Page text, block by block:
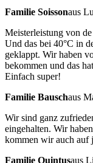
Familie Soissonaus
Meisterleistung von
Und das bei 40°C in
geklappt. Wir haben
bekommen und das
Einfach super!
Familie Bauschaus
Wir sind ganz
eingehalten. Wir
kommen wir auch auf
Familie Quintusaus